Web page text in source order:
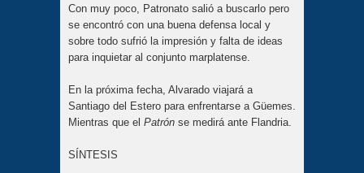
Con muy poco, Patronato salió a buscarlo pero
se encontró con una buena defensa local y
sobre todo sufrió la impresión y falta de ideas
para inquietar al conjunto marplatense.
En la próxima fecha, Alvarado viajará a
Santiago del Estero para enfrentarse a Güemes.
Mientras que el Patrón se medirá ante Flandria.
SÍNTESIS